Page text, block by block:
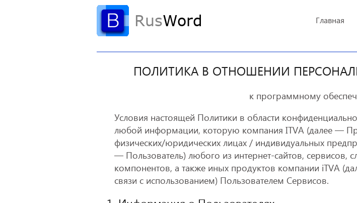
Главная
ПОЛИТИКА В ОТНОШЕНИИ
к программному
Условия настоящей Политики в области
любой информации, которую компания ITVA (далее —
физических/юридических лицах / индивидуальных
— Пользователь) любого из интернет-сайтов, сервисов,
компонентов, а также иных продуктов компании iTVA
связи с использованием) Пользователем Сервисов.